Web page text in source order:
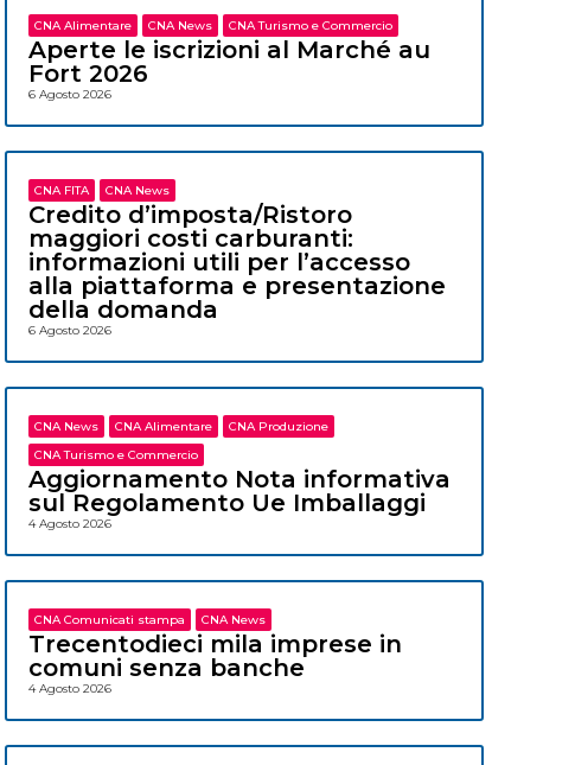
CNA Alimentare CNA News CNA Turismo e Commercio
Aperte le iscrizioni al Marché au
Fort 2026
6 Agosto 2026
CNA FITA CNA News
Credito d’imposta/Ristoro
maggiori costi carburanti:
informazioni utili per l’accesso
alla piattaforma e presentazione
della domanda
6 Agosto 2026
CNA News CNA Alimentare
CNA Produzione
CNA Turismo e Commercio
Aggiornamento Nota informativa
sul Regolamento Ue Imballaggi
4 Agosto 2026
CNA Comunicati stampa CNA News
Trecentodieci mila imprese in
comuni senza banche
4 Agosto 2026